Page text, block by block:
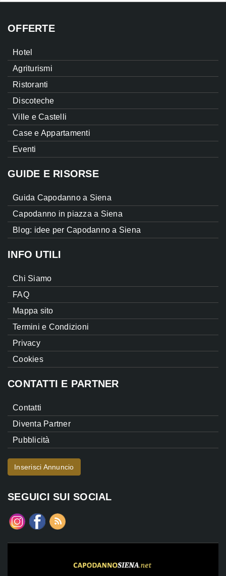
OFFERTE
Hotel
Agriturismi
Ristoranti
Discoteche
Ville e Castelli
Case e Appartamenti
Eventi
GUIDE E RISORSE
Guida Capodanno a Siena
Capodanno in piazza a Siena
Blog: idee per Capodanno a Siena
INFO UTILI
Chi Siamo
FAQ
Mappa sito
Termini e Condizioni
Privacy
Cookies
CONTATTI E PARTNER
Contatti
Diventa Partner
Pubblicità
Inserisci Annuncio
SEGUICI SUI SOCIAL